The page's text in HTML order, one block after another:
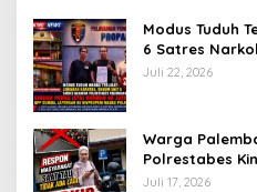
Modus Tuduh
6 Satres
Diduga Peras
Juli 22, 2026
Warga
Polrestabes
Gratis
Juli 17, 2026